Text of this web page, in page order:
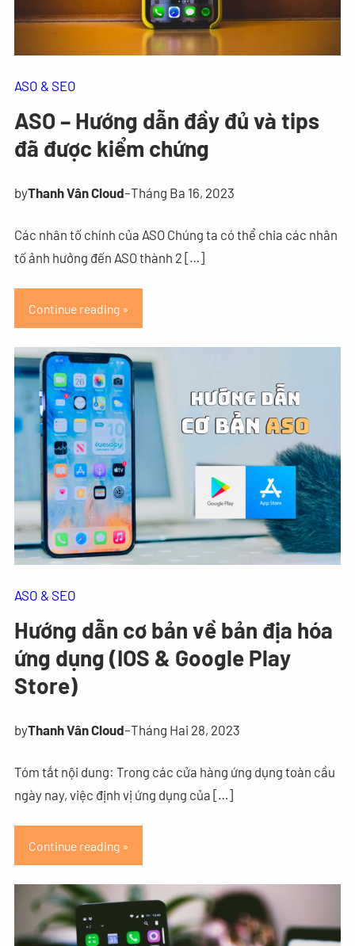
ASO & SEO
ASO – Hướng dẫn đầy đủ và tips
đã được kiểm chứng
byThanh Vân Cloud–Tháng Ba 16, 2023
Các nhân tố chính của ASO Chúng ta có thể chia các nhân
tố ảnh hưởng đến ASO thành 2 […]
Continue reading »
ASO & SEO
Hướng dẫn cơ bản về bản địa hóa
ứng dụng (IOS & Google Play
Store)
byThanh Vân Cloud–Tháng Hai 28, 2023
Tóm tắt nội dung: Trong các cửa hàng ứng dụng toàn cầu
ngày nay, việc định vị ứng dụng của […]
Continue reading »